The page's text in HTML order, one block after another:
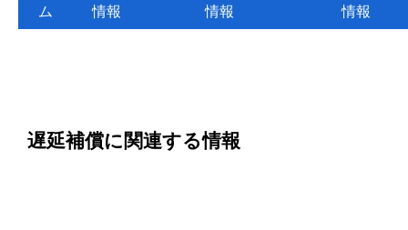
ム 情報 情報 情報
遅延補償に関連する情報